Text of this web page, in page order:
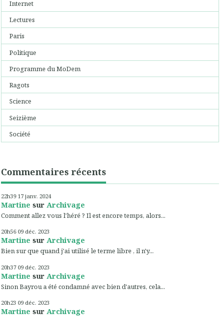
Internet
Lectures
Paris
Politique
Programme du MoDem
Ragots
Science
Seizième
Société
Commentaires récents
22h39 17 janv. 2024
Martine sur Archivage
Comment allez vous l'héré ? Il est encore temps, alors...
20h56 09 déc. 2023
Martine sur Archivage
Bien sur que quand j'ai utilisé le terme libre , il n'y...
20h37 09 déc. 2023
Martine sur Archivage
Sinon Bayrou a été condamné avec bien d'autres, cela...
20h23 09 déc. 2023
Martine sur Archivage